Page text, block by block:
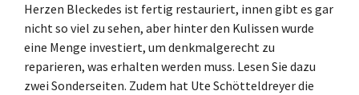
Herzen Bleckedes ist fertig restauriert, innen gibt es gar
nicht so viel zu sehen, aber hinter den Kulissen wurde
eine Menge investiert, um denkmalgerecht zu
reparieren, was erhalten werden muss. Lesen Sie dazu
zwei Sonderseiten. Zudem hat Ute Schötteldreyer die